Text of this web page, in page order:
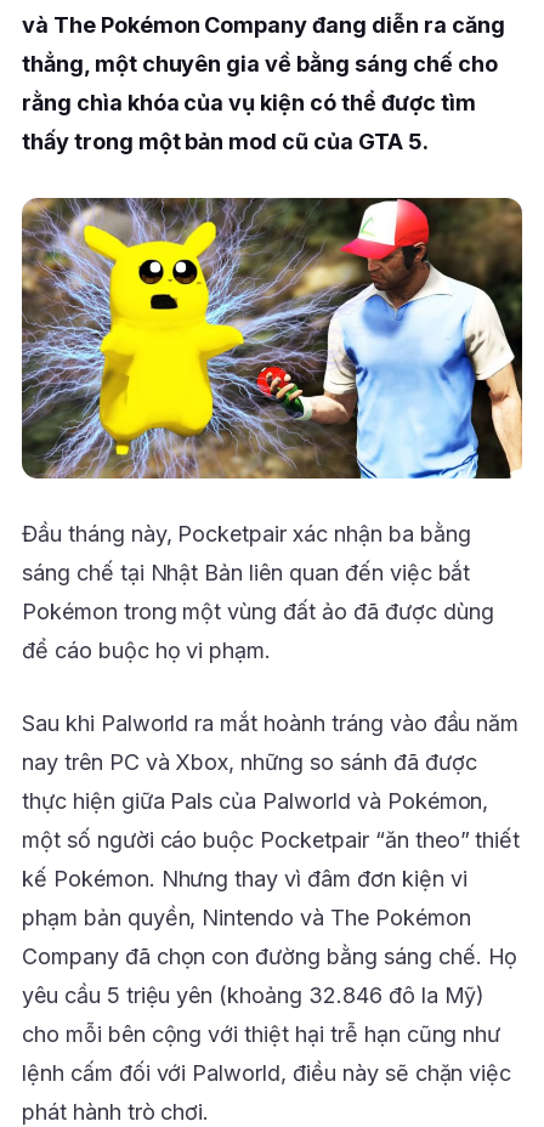
và The Pokémon Company đang diễn ra căng
thẳng, một chuyên gia về bằng sáng chế cho
rằng chìa khóa của vụ kiện có thể được tìm
thấy trong một bản mod cũ của GTA 5.
Đầu tháng này, Pocketpair xác nhận ba bằng
sáng chế tại Nhật Bản liên quan đến việc bắt
Pokémon trong một vùng đất ảo đã được dùng
để cáo buộc họ vi phạm.
Sau khi Palworld ra mắt hoành tráng vào đầu năm
nay trên PC và Xbox, những so sánh đã được
thực hiện giữa Pals của Palworld và Pokémon,
một số người cáo buộc Pocketpair “ăn theo” thiết
kế Pokémon. Nhưng thay vì đâm đơn kiện vi
phạm bản quyền, Nintendo và The Pokémon
Company đã chọn con đường bằng sáng chế. Họ
yêu cầu 5 triệu yên (khoảng 32.846 đô la Mỹ)
cho mỗi bên cộng với thiệt hại trễ hạn cũng như
lệnh cấm đối với Palworld, điều này sẽ chặn việc
phát hành trò chơi.